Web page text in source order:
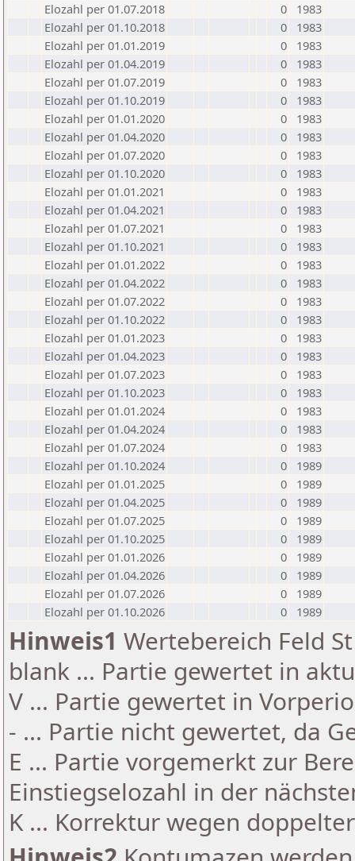
Elozahl per 01.07.2018
0
1983
Elozahl per 01.10.2018
0
1983
Elozahl per 01.01.2019
0
1983
Elozahl per 01.04.2019
0
1983
Elozahl per 01.07.2019
0
1983
Elozahl per 01.10.2019
0
1983
Elozahl per 01.01.2020
0
1983
Elozahl per 01.04.2020
0
1983
Elozahl per 01.07.2020
0
1983
Elozahl per 01.10.2020
0
1983
Elozahl per 01.01.2021
0
1983
Elozahl per 01.04.2021
0
1983
Elozahl per 01.07.2021
0
1983
Elozahl per 01.10.2021
0
1983
Elozahl per 01.01.2022
0
1983
Elozahl per 01.04.2022
0
1983
Elozahl per 01.07.2022
0
1983
Elozahl per 01.10.2022
0
1983
Elozahl per 01.01.2023
0
1983
Elozahl per 01.04.2023
0
1983
Elozahl per 01.07.2023
0
1983
Elozahl per 01.10.2023
0
1983
Elozahl per 01.01.2024
0
1983
Elozahl per 01.04.2024
0
1983
Elozahl per 01.07.2024
0
1983
Elozahl per 01.10.2024
0
1989
Elozahl per 01.01.2025
0
1989
Elozahl per 01.04.2025
0
1989
Elozahl per 01.07.2025
0
1989
Elozahl per 01.10.2025
0
1989
Elozahl per 01.01.2026
0
1989
Elozahl per 01.04.2026
0
1989
Elozahl per 01.07.2026
0
1989
Elozahl per 01.10.2026
0 1989
Hinweis1 Wertebereich Feld
blank ... Partie gewertet in
V ... Partie gewertet in
- ... Partie nicht gewertet, da
E ... Partie vorgemerkt zur
Einstiegselozahl in der
K ... Korrektur wegen